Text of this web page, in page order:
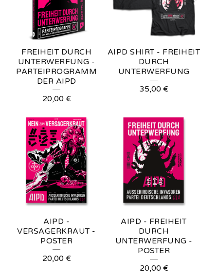
FREIHEIT DURCH
UNTERWERFUNG -
PARTEIPROGRAMM
DER AIPD
20,00 €
AIPD SHIRT - FREIHEIT
DURCH
UNTERWERFUNG
35,00 €
AIPD -
VERSAGERKRAUT -
POSTER
20,00 €
AIPD - FREIHEIT
DURCH
UNTERWERFUNG -
POSTER
20,00 €